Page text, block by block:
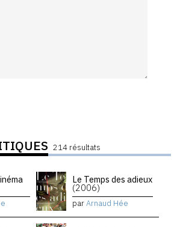
214 résultats
Le Temps des adieux
(2006)
parArnaud Hée